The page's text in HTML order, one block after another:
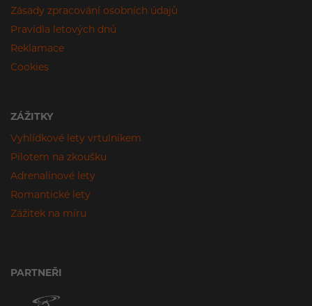
Zásady zpracování osobních údajů
Pravidla letových dnů
Reklamace
Cookies
ZÁŽITKY
Vyhlídkové lety vrtulníkem
Pilotem na zkoušku
Adrenalinové lety
Romantické lety
Zážitek na míru
PARTNEŘI